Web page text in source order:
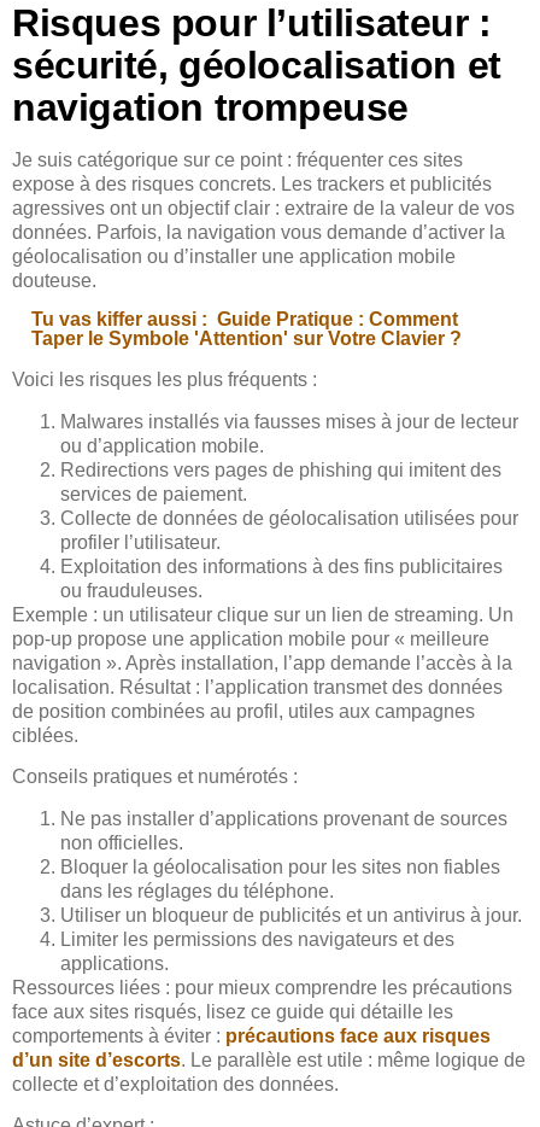
Risques pour l’utilisateur :
sécurité, géolocalisation et
navigation trompeuse
Je suis catégorique sur ce point : fréquenter ces sites
expose à des risques concrets. Les trackers et publicités
agressives ont un objectif clair : extraire de la valeur de vos
données. Parfois, la navigation vous demande d’activer la
géolocalisation ou d’installer une application mobile
douteuse.
Tu vas kiffer aussi : Guide Pratique : Comment
Taper le Symbole 'Attention' sur Votre Clavier ?
Voici les risques les plus fréquents :
Malwares installés via fausses mises à jour de lecteur
ou d’application mobile.
Redirections vers pages de phishing qui imitent des
services de paiement.
Collecte de données de géolocalisation utilisées pour
profiler l’utilisateur.
Exploitation des informations à des fins publicitaires
ou frauduleuses.
Exemple : un utilisateur clique sur un lien de streaming. Un
pop-up propose une application mobile pour « meilleure
navigation ». Après installation, l’app demande l’accès à la
localisation. Résultat : l’application transmet des données
de position combinées au profil, utiles aux campagnes
ciblées.
Conseils pratiques et numérotés :
Ne pas installer d’applications provenant de sources
non officielles.
Bloquer la géolocalisation pour les sites non fiables
dans les réglages du téléphone.
Utiliser un bloqueur de publicités et un antivirus à jour.
Limiter les permissions des navigateurs et des
applications.
Ressources liées : pour mieux comprendre les précautions
face aux sites risqués, lisez ce guide qui détaille les
comportements à éviter : précautions face aux risques
d’un site d’escorts. Le parallèle est utile : même logique de
collecte et d’exploitation des données.